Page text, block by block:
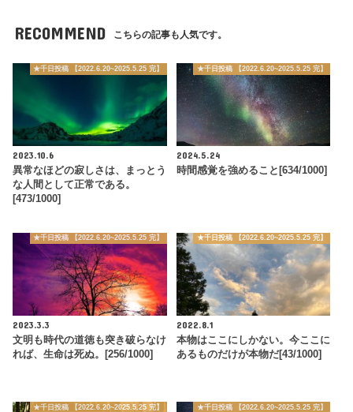
RECOMMEND こちらの記事も人気です。
★千日投稿 【2022.6.20~2025.5.25 完】
2023.10.6
異常なほどの寂しさは、まっとう
な人間として正常である。
[473/1000]
★千日投稿 【2022.6.20~2025.5.25 完】
2024.5.24
時間感覚を強めること[634/1000]
★千日投稿 【2022.6.20~2025.5.25 完】
2023.3.3
文明も時代の道徳も突き破らなけ
れば、生命は死ぬ。[256/1000]
★千日投稿 【2022.6.20~2025.5.25 完】
2022.8.1
本物はここにしかない。今ここに
あるものだけが本物だ[43/1000]
★千日投稿 【2022.6.20~2025.5.25 完】 ★千日投稿 【2022.6.20~2025.5.25 完】